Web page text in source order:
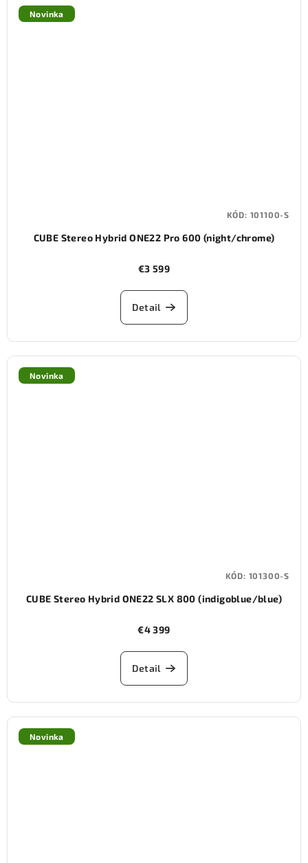
Novinka
CUBE Stereo Hybrid ONE22 Pro 600 (night/chrome)
€3 599
Detail
KÓD: 101100-S
Novinka
CUBE Stereo Hybrid ONE22 SLX 800 (indigoblue/blue)
€4 399
Detail
KÓD: 101300-S
Novinka